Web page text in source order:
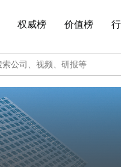
权威榜 价值榜